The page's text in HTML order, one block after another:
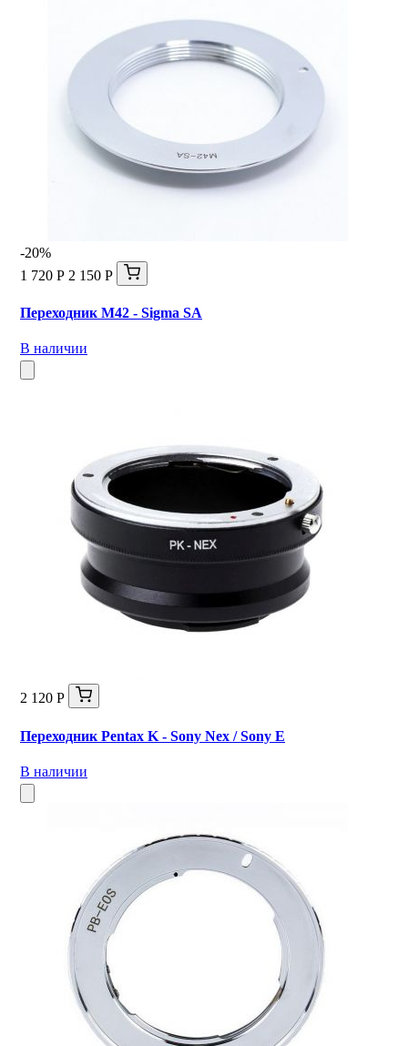
-20%
1 720 Р 2 150 Р
Переходник M42 - Sigma SA
В наличии
2 120 Р
Переходник Pentax K - Sony Nex / Sony E
В наличии